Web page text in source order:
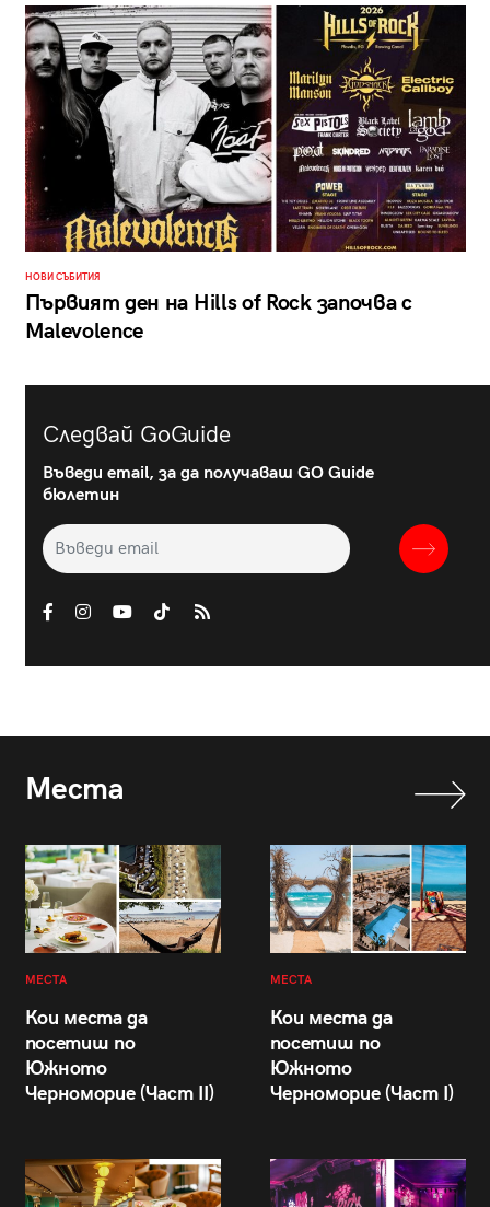
НОВИ СЪБИТИЯ
Първият ден на Hills of Rock започва с
Malevolence
Следвай GoGuide
Въведи email, за да получаваш GO Guide
бюлетин
Места
МЕСТА
Кои места да
посетиш по
Южното
Черноморие (Част II)
МЕСТА
Кои места да
посетиш по
Южното
Черноморие (Част I)